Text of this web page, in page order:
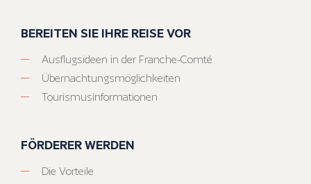
BEREITEN SIE IHRE REISE VOR
Ausflugsideen in der Franche-Comté
Übernachtungsmöglichkeiten
Tourismusinformationen
FÖRDERER WERDEN
Die Vorteile